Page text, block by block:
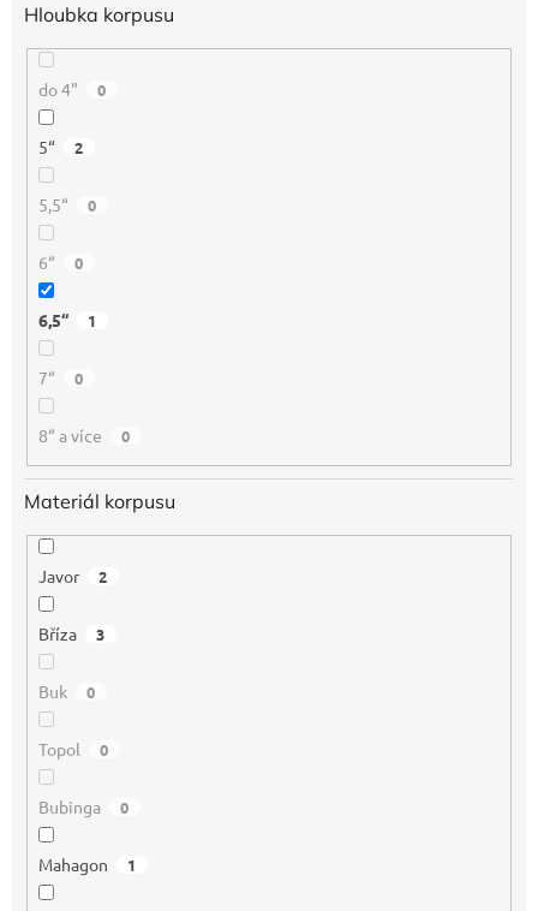
Hloubka korpusu
do 4" 0
5“ 2
5,5“ 0
6“ 0
6,5“ 1
7“ 0
8“ a více 0
Materiál korpusu
Javor 2
Bříza 3
Buk 0
Topol 0
Bubinga 0
Mahagon 1